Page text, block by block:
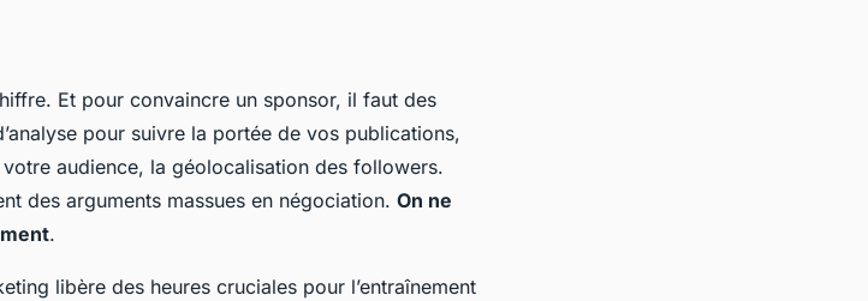
Et pour convaincre un sponsor, il faut des
pour suivre la portée de vos publications,
audience, la géolocalisation des followers.
des arguments massues en négociation. On ne
.
libère des heures cruciales pour l’entraînement